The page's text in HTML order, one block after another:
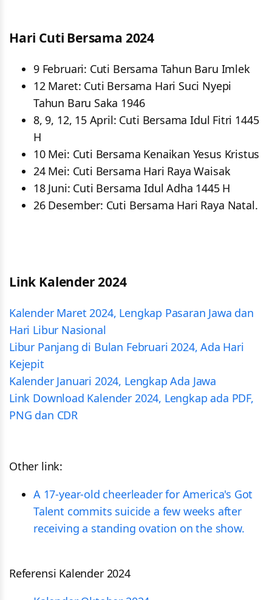
Hari Cuti Bersama 2024
9 Februari: Cuti Bersama Tahun Baru Imlek
12 Maret: Cuti Bersama Hari Suci Nyepi
Tahun Baru Saka 1946
8, 9, 12, 15 April: Cuti Bersama Idul Fitri 1445
H
10 Mei: Cuti Bersama Kenaikan Yesus Kristus
24 Mei: Cuti Bersama Hari Raya Waisak
18 Juni: Cuti Bersama Idul Adha 1445 H
26 Desember: Cuti Bersama Hari Raya Natal.
Link Kalender 2024
Kalender Maret 2024, Lengkap Pasaran Jawa dan
Hari Libur Nasional
Libur Panjang di Bulan Februari 2024, Ada Hari
Kejepit
Kalender Januari 2024, Lengkap Ada Jawa
Link Download Kalender 2024, Lengkap ada PDF,
PNG dan CDR
Other link:
A 17-year-old cheerleader for America's Got
Talent commits suicide a few weeks after
receiving a standing ovation on the show.
Referensi Kalender 2024